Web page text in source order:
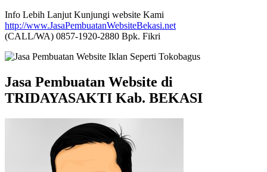
Info Lebih Lanjut Kunjungi website Kami
http://www.JasaPembuatanWebsiteBekasi.net
(CALL/WA) 0857-1920-2880 Bpk. Fikri
Jasa Pembuatan Website di
TRIDAYASAKTI Kab. BEKASI